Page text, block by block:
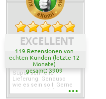
EXCELLENT
119 Rezensionen von
echten Kunden (letzte 12
Monate)
gesamt: 3909
Super schnelle
Lieferung. Genauso
wie es sein soll! Gerne
wieder wenn ich was